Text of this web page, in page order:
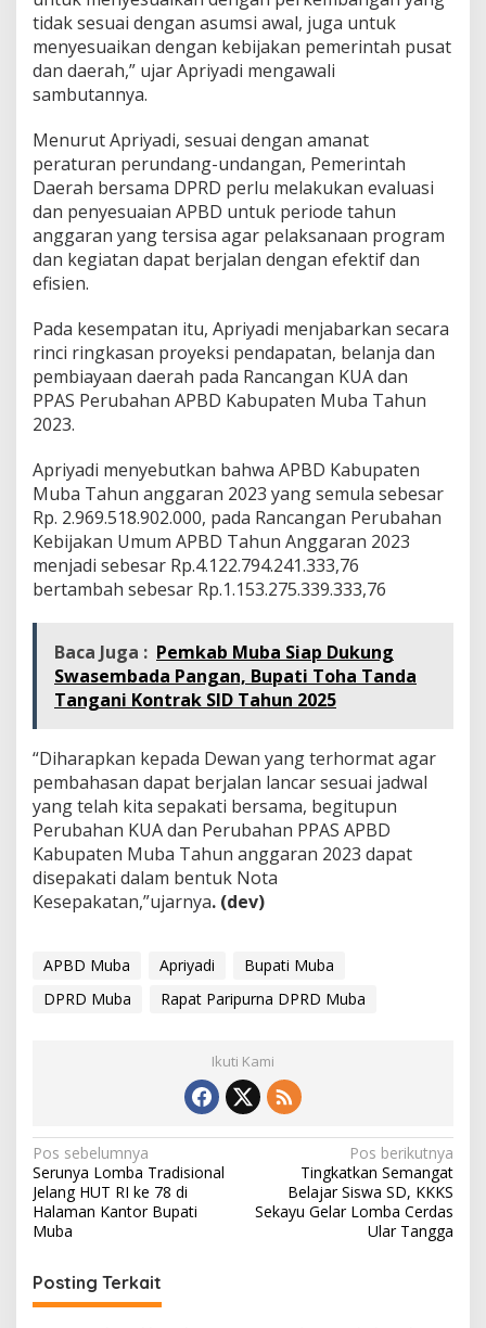
tidak sesuai dengan asumsi awal, juga untuk
menyesuaikan dengan kebijakan pemerintah pusat
dan daerah,” ujar Apriyadi mengawali
sambutannya.
Menurut Apriyadi, sesuai dengan amanat
peraturan perundang-undangan, Pemerintah
Daerah bersama DPRD perlu melakukan evaluasi
dan penyesuaian APBD untuk periode tahun
anggaran yang tersisa agar pelaksanaan program
dan kegiatan dapat berjalan dengan efektif dan
efisien.
Pada kesempatan itu, Apriyadi menjabarkan secara
rinci ringkasan proyeksi pendapatan, belanja dan
pembiayaan daerah pada Rancangan KUA dan
PPAS Perubahan APBD Kabupaten Muba Tahun
2023.
Apriyadi menyebutkan bahwa APBD Kabupaten
Muba Tahun anggaran 2023 yang semula sebesar
Rp. 2.969.518.902.000, pada Rancangan Perubahan
Kebijakan Umum APBD Tahun Anggaran 2023
menjadi sebesar Rp.4.122.794.241.333,76
bertambah sebesar Rp.1.153.275.339.333,76
Baca Juga : Pemkab Muba Siap Dukung
Swasembada Pangan, Bupati Toha Tanda
Tangani Kontrak SID Tahun 2025
“Diharapkan kepada Dewan yang terhormat agar
pembahasan dapat berjalan lancar sesuai jadwal
yang telah kita sepakati bersama, begitupun
Perubahan KUA dan Perubahan PPAS APBD
Kabupaten Muba Tahun anggaran 2023 dapat
disepakati dalam bentuk Nota
Kesepakatan,”ujarnya. (dev)
APBD Muba Apriyadi
Bupati Muba
DPRD Muba
Rapat Paripurna DPRD Muba
Ikuti Kami
N
a
v
i
g
a
Pos sebelumnya
Serunya Lomba Tradisional
Jelang HUT RI ke 78 di
Halaman Kantor Bupati
Muba
Pos berikutnya
Tingkatkan Semangat
Belajar Siswa SD, KKKS
Sekayu Gelar Lomba Cerdas
Ular Tangga
Posting Terkait